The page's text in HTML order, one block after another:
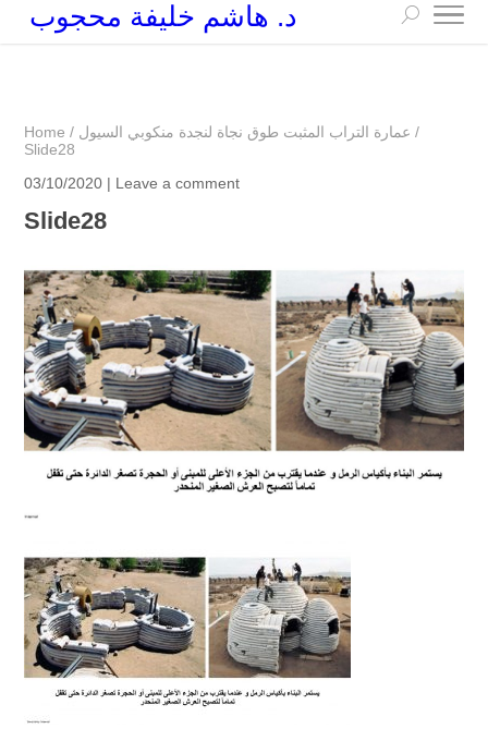
د. هاشم خليفة محجوب
Home / عمارة التراب المثبت طوق نجاة لنجدة منكوبي السيول /
Slide28
03/10/2020 | Leave a comment
Slide28